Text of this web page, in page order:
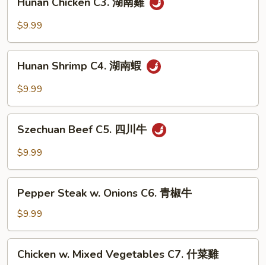
Chicken
C3.
南
$9.99
Hunan
Shrimp
C4.
南
Hunan Shrimp C4. 湖南蝦
$9.99
Szechuan
Beef
C5.
川
Szechuan Beef C5. 四川牛
$9.99
Pepper
Steak
Onions
C6.
Pepper Steak w. Onions C6. 青椒牛
$9.99
Chicken
Chicken w. Mixed Vegetables C7. 什菜雞